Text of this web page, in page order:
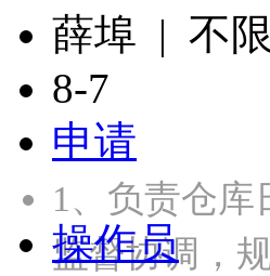
薛埠 | 不
8-7
申请
1、负责仓
监督协调，
操作员